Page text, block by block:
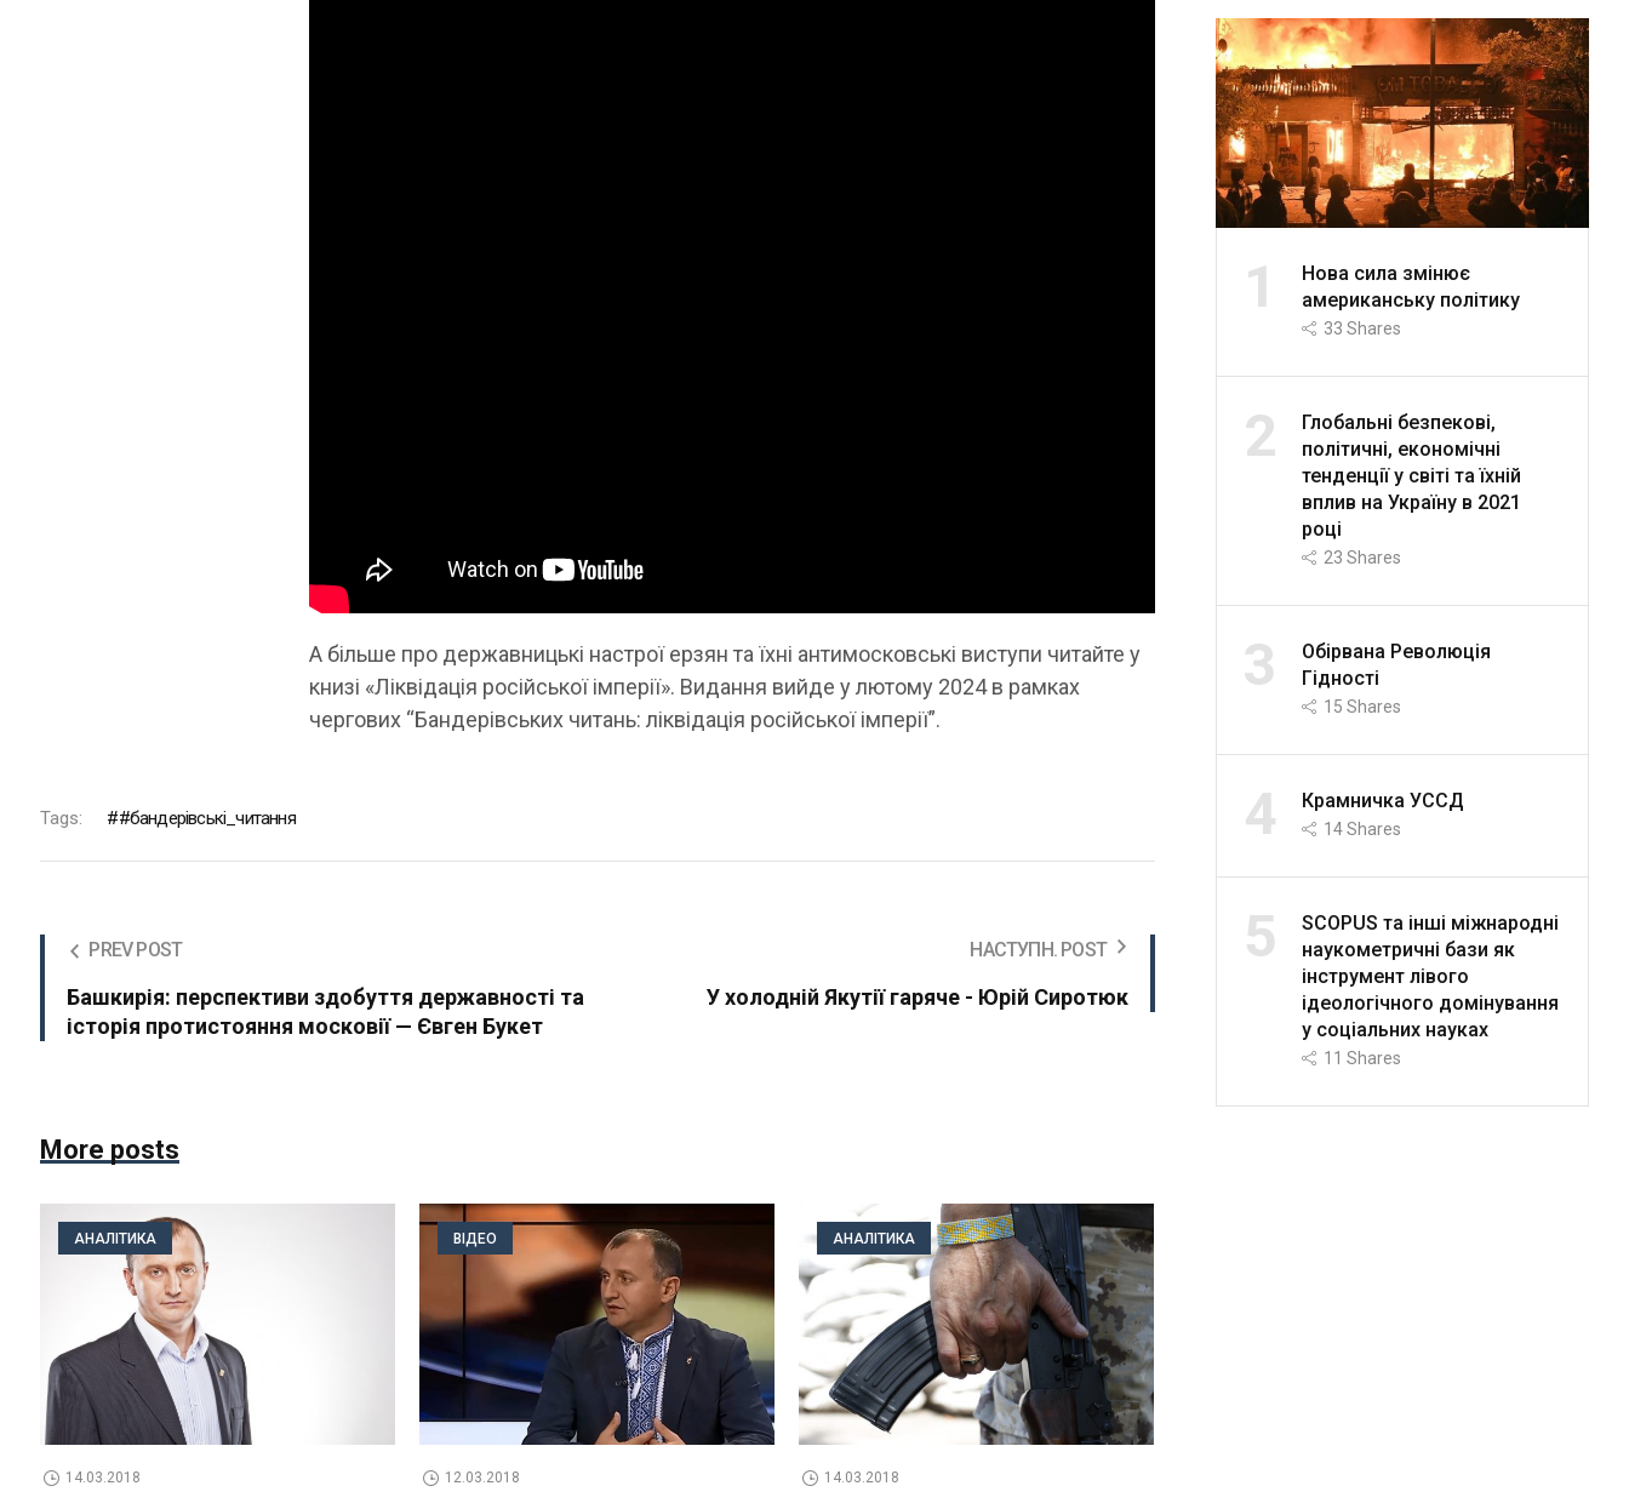
А більше про державницькі настрої ерзян та їхні антимосковські виступи читайте у
книзі «Ліквідація російської імперії». Видання вийде у лютому 2024 в рамках
чергових “Бандерівських читань: ліквідація російської імперії”.
Tags: #бандерівські_читання
PREV POST
Башкирія: перспективи здобуття державності та
історія протистояння московії — Євген Букет
НАСТУПН. POST
У холодній Якутії гаряче - Юрій Сиротюк
More posts
АНАЛІТИКА
14.03.2018
ВІДЕО
12.03.2018
АНАЛІТИКА
14.03.2018
1
Нова сила змінює
американську політику
33 Shares
2
Глобальні безпекові,
політичні, економічні
тенденції у світі та їхній
вплив на Україну в 2021
році
23 Shares
3
Обірвана Революція
Гідності
15 Shares
4 Крамничка УССД
14Shares
5
SCOPUS та інші міжнародні
наукометричні бази як
інструмент лівого
ідеологічного домінування
у соціальних науках
11 Shares